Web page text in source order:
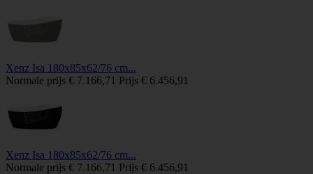
Xenz Isa 180x85x62/76 cm...
Normale prijs € 7.166,71 Prijs € 6.456,91
Xenz Isa 180x85x62/76 cm...
Normale prijs € 7.166,71 Prijs € 6.456,91